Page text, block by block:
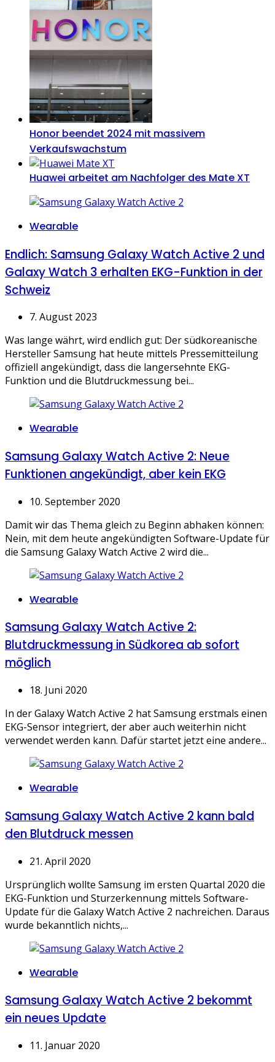
Honor beendet 2024 mit massivem
Verkaufswachstum
Huawei arbeitet am Nachfolger des Mate XT
Categories
Wearable
Endlich: Samsung Galaxy Watch Active 2 und
Galaxy Watch 3 erhalten EKG-Funktion in der
Schweiz
7. August 2023
Was lange währt, wird endlich gut: Der südkoreanische
Hersteller Samsung hat heute mittels Pressemitteilung
offiziell angekündigt, dass die langersehnte EKG-
Funktion und die Blutdruckmessung bei...
Categories
Wearable
Samsung Galaxy Watch Active 2: Neue
Funktionen angekündigt, aber kein EKG
10. September 2020
Damit wir das Thema gleich zu Beginn abhaken können:
Nein, mit dem heute angekündigten Software-Update für
die Samsung Galaxy Watch Active 2 wird die...
Categories
Wearable
Samsung Galaxy Watch Active 2:
Blutdruckmessung in Südkorea ab sofort
möglich
18. Juni 2020
In der Galaxy Watch Active 2 hat Samsung erstmals einen
EKG-Sensor integriert, der aber auch weiterhin nicht
verwendet werden kann. Dafür startet jetzt eine andere...
Categories
Wearable
Samsung Galaxy Watch Active 2 kann bald
den Blutdruck messen
21. April 2020
Ursprünglich wollte Samsung im ersten Quartal 2020 die
EKG-Funktion und Sturzerkennung mittels Software-
Update für die Galaxy Watch Active 2 nachreichen. Daraus
wurde bekanntlich nichts,...
Categories
Wearable
Samsung Galaxy Watch Active 2 bekommt
ein neues Update
11. Januar 2020